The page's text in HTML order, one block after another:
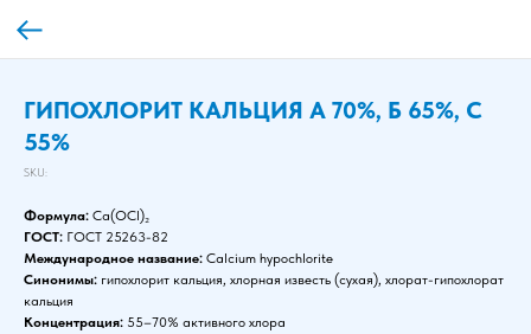
ГИПОХЛОРИТ КАЛЬЦИЯ А 70%, Б 65%, С
55%
SKU:
Формула: Ca(OCl)₂
ГОСТ: ГОСТ 25263-82
Международное название: Calcium hypochlorite
Синонимы: гипохлорит кальция, хлорная известь (сухая), хлорат-гипохлорат
кальция
Концентрация: 55–70% активного хлора